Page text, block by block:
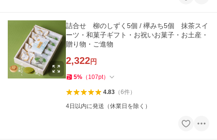
詰合せ 柳のしずく5個 / 欅みち5個 抹茶スイ
ーツ・和菓子ギフト・お祝いお菓子・お土産・
贈り物・ご進物
2,322円
5% （ 107pt）
4.83（6件）
4日以内に発送（休業日を除く）